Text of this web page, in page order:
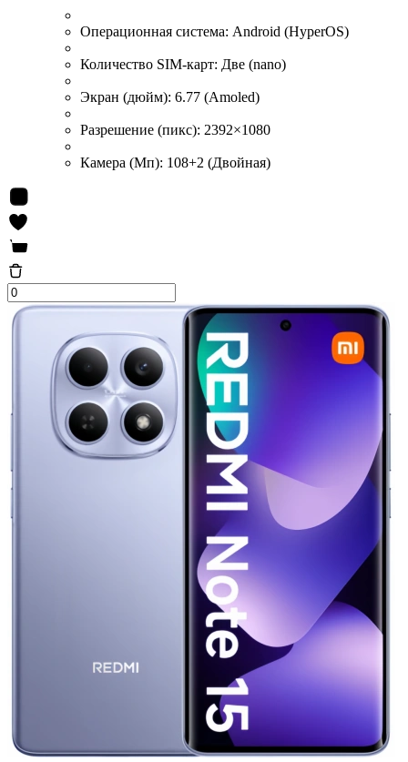
Операционная система: Android (HyperOS)
Количество SIM-карт: Две (nano)
Экран (дюйм): 6.77 (Amoled)
Разрешение (пикс): 2392×1080
Камера (Мп): 108+2 (Двойная)